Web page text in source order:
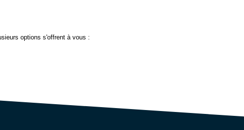
options s'offrent à vous :